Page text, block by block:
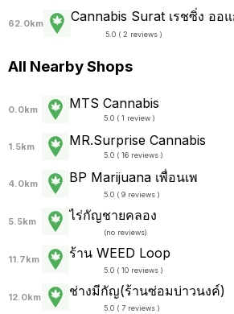
62.0km Cannabis Surat เรชซิ่ง ออ
5.0 ( 2 reviews )
All Nearby Shops
0.0km MTS Cannabis
5.0 ( 1 review )
1.5km MR.Surprise Cannabis
5.0 ( 16 reviews )
4.0km BP Marijuana เพื่อนเพ
5.0 ( 9 reviews )
5.5km ไร่กัญชายคลอง
(no reviews)
11.7km ร้าน WEED Loop
5.0 ( 10 reviews )
12.0km ช่างมีกัญ(ร้านซ่อมบ่าวนงค์)
5.0 ( 7 reviews )